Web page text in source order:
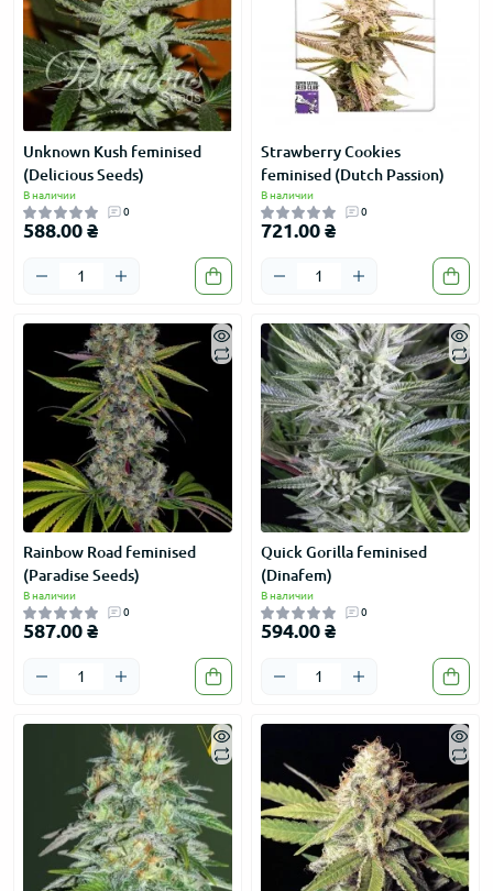
Unknown Kush feminised
(Delicious Seeds)
В наличии
0
588.00 ₴
Strawberry Cookies
feminised (Dutch Passion)
В наличии
0
721.00 ₴
Rainbow Road feminised
(Paradise Seeds)
В наличии
0
587.00 ₴
Quick Gorilla feminised
(Dinafem)
В наличии
0
594.00 ₴